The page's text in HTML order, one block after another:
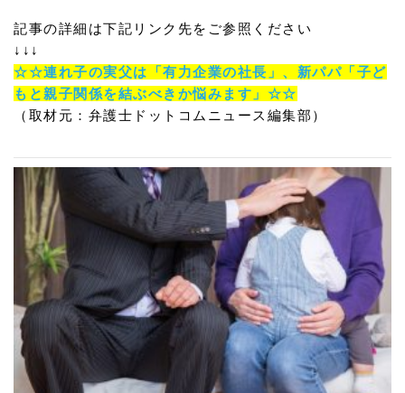
記事の詳細は下記リンク先をご参照ください
↓↓↓
☆☆連れ子の実父は「有力企業の社長」、新パパ「子ど
もと親子関係を結ぶべきか悩みます」☆☆
（取材元：弁護士ドットコムニュース編集部）